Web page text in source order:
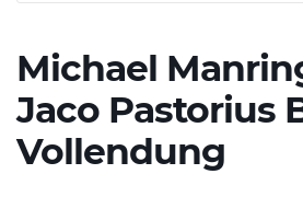
Michael
Jaco Pastorius
Vollendung